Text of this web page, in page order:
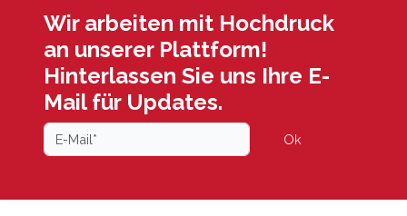
Wir arbeiten mit Hochdruck
an unserer Plattform!
Hinterlassen Sie uns Ihre E-
Mail für Updates.
Ok